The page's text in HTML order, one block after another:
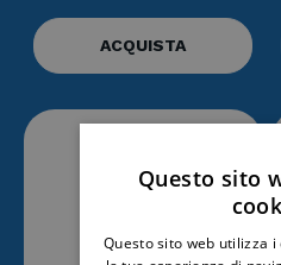
ACQUISTA
Questo sito
Questo sito web utilizza